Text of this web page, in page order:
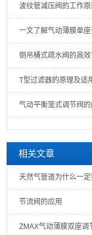
波纹管减压阀的工作
一文了解气动薄膜单
倒吊桶式疏水阀的高
T型过滤器的原理及适
气动平衡笼式调节阀
相关文章
天然气管道为什么一
节流阀的应用
ZMAX气动薄膜双座调